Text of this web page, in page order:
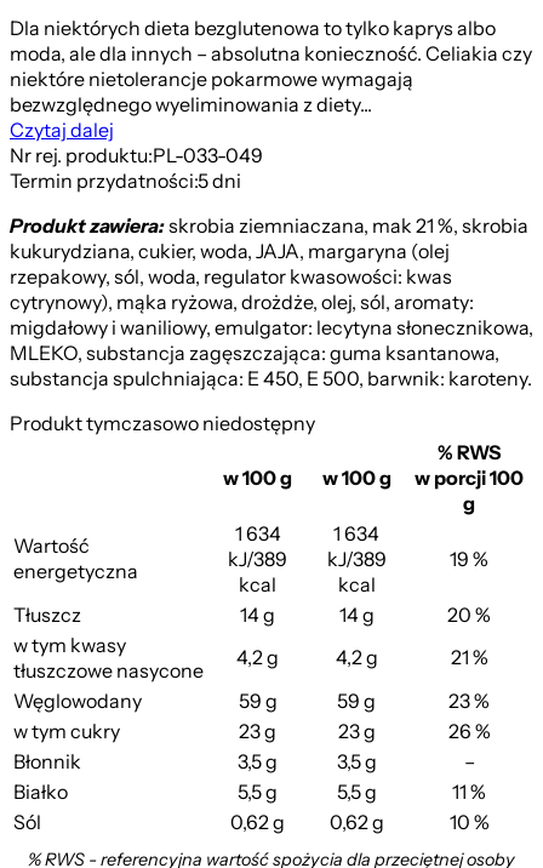
Dla niektórych dieta bezglutenowa to tylko kaprys albo
moda, ale dla innych – absolutna konieczność. Celiakia czy
niektóre nietolerancje pokarmowe wymagają
bezwzględnego wyeliminowania z diety...
Czytaj dalej
Nr rej. produktu:PL-033-049
Termin przydatności:5 dni
Produkt zawiera:skrobia ziemniaczana, mak 21 %, skrobia
kukurydziana, cukier, woda, JAJA, margaryna (olej
rzepakowy, sól, woda, regulator kwasowości: kwas
cytrynowy), mąka ryżowa, drożdże, olej, sól, aromaty:
migdałowy i waniliowy, emulgator: lecytyna słonecznikowa,
MLEKO, substancja zagęszczająca: guma ksantanowa,
substancja spulchniająca: E 450, E 500, barwnik: karoteny.
Produkt tymczasowo niedostępny
w 100 g w 100 g
% RWS
w porcji 100
g
Wartość
energetyczna
1 634
kJ/389
kcal
1 634
kJ/389
kcal
19 %
Tłuszcz 14 g 14 g
20 %
w tym kwasy
tłuszczowe nasycone
4,2 g 4,2 g
21 %
Węglowodany
59 g 59 g
23 %
w tym cukry
23 g 23 g
26 %
Błonnik
3,5 g 3,5 g
–
Białko
5,5 g 5,5 g
11 %
Sól
0,62 g 0,62 g 10 %
% RWS - referencyjna wartość spożycia dla przeciętnej osoby